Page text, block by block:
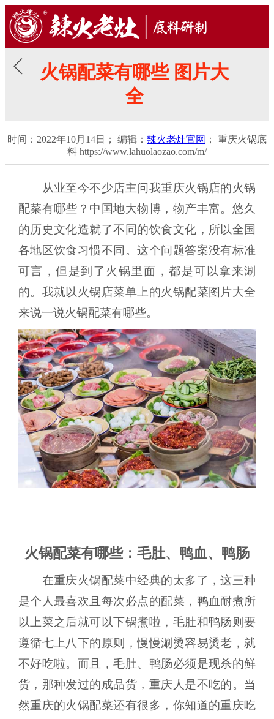
火锅配菜有哪些 图片大
全
时间：2022年10月14日； 编辑： 辣火老灶官网 ； 重庆火锅底
料 https://www.lahuolaozao.com/m/
从业至今不少店主问我重庆火锅店的火锅
配菜有哪些？中国地大物博，物产丰富。悠久
的历史文化造就了不同的饮食文化，所以全国
各地区饮食习惯不同。这个问题答案没有标准
可言，但是到了火锅里面，都是可以拿来涮
的。我就以火锅店菜单上的火锅配菜图片大全
来说一说火锅配菜有哪些。
火锅配菜有哪些：毛肚、鸭血、鸭肠
在重庆火锅配菜中经典的太多了，这三种
是个人最喜欢且每次必点的配菜，鸭血耐煮所
以上菜之后就可以下锅煮啦，毛肚和鸭肠则要
遵循七上八下的原则，慢慢涮烫容易烫老，就
不好吃啦。而且，毛肚、鸭肠必须是现杀的鲜
货，那种发过的成品货，重庆人是不吃的。当
然重庆的火锅配菜还有很多，你知道的重庆吃